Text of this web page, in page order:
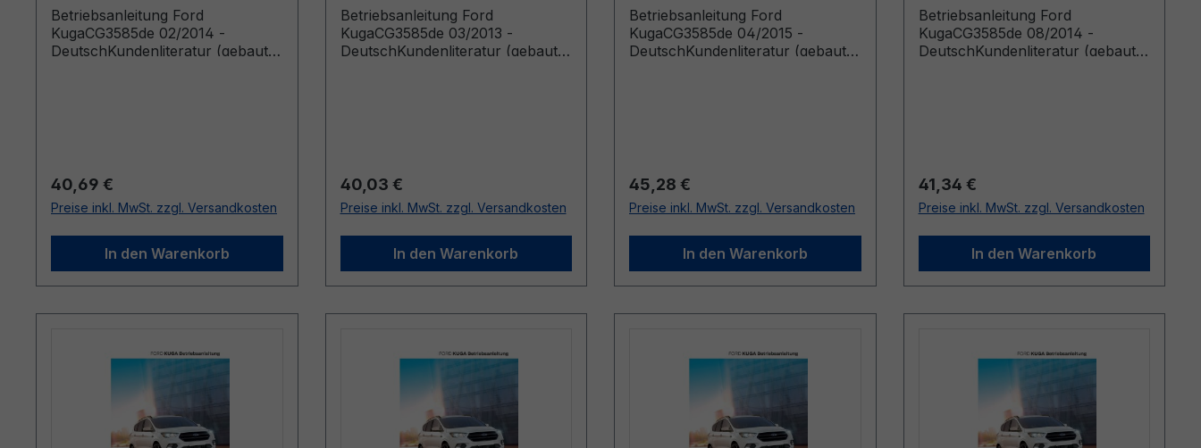
Betriebsanleitung Ford
KugaCG3585de 02/2014 -
DeutschKundenliteratur (gebaut
Regulärer Preis:
40,69 €
Preise inkl. MwSt. zzgl. Versandkosten
In den Warenkorb
Betriebsanleitung Ford
KugaCG3585de 03/2013 -
DeutschKundenliteratur (gebaut
Regulärer Preis:
40,03 €
Preise inkl. MwSt. zzgl. Versandkosten
In den Warenkorb
Betriebsanleitung Ford
KugaCG3585de 04/2015 -
DeutschKundenliteratur (gebaut
Regulärer Preis:
45,28 €
Preise inkl. MwSt. zzgl. Versandkosten
In den Warenkorb
Betriebsanleitung Ford
KugaCG3585de 08/2014 -
DeutschKundenliteratur (gebaut
Regulärer Preis:
41,34 €
Preise inkl. MwSt. zzgl. Versandkosten
In den Warenkorb